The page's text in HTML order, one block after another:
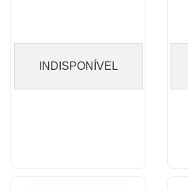
INDISPONÍVEL